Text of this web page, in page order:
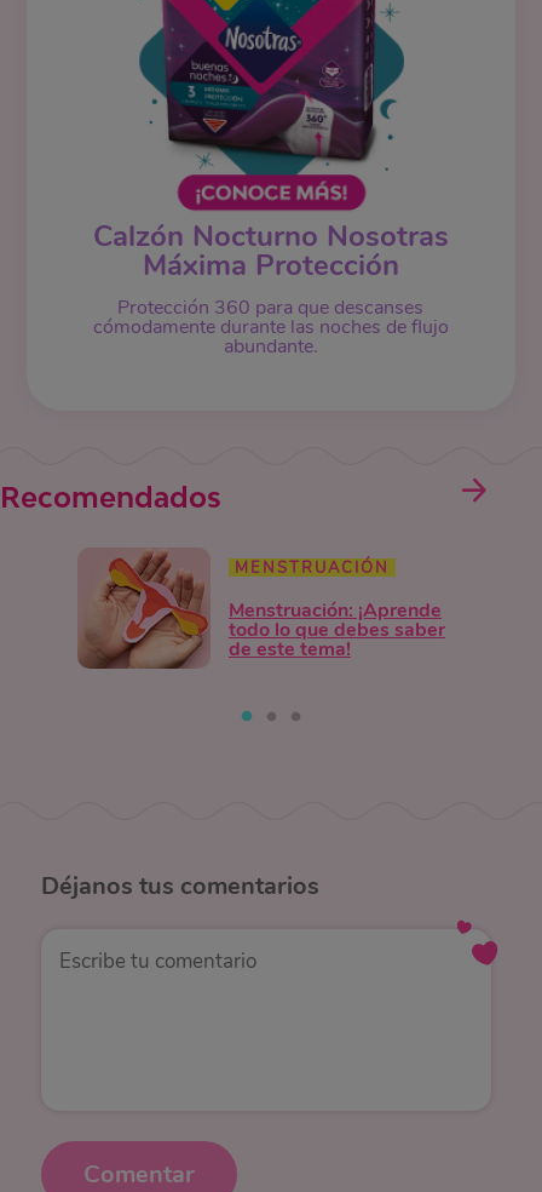
Calzón Nocturno Nosotras
Máxima Protección
Protección 360 para que descanses
cómodamente durante las noches de flujo
abundante.
Recomendados
MENSTRUACIÓN
Menstruación: ¡Aprende
todo lo que debes saber
de este tema!
Déjanos tus comentarios
Comentar